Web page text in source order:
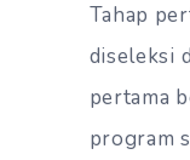
Tahap
diseleksi
pertama
program